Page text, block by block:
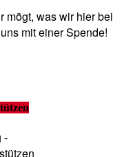
mögt, was wir hier bei
mit einer Spende!
-